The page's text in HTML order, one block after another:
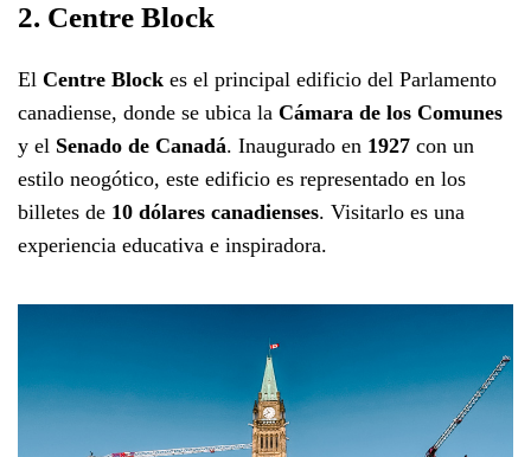
2. Centre Block
El Centre Block es el principal edificio del Parlamento
canadiense, donde se ubica la Cámara de los Comunes
y el Senado de Canadá. Inaugurado en 1927 con un
estilo neogótico, este edificio es representado en los
billetes de 10 dólares canadienses. Visitarlo es una
experiencia educativa e inspiradora.